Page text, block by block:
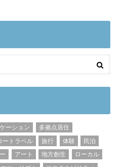
ーション
多拠点居住
ートラベル 旅行 体験
民泊
アート 地方創生
ローカル